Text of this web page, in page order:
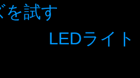
を試す
LEDライ